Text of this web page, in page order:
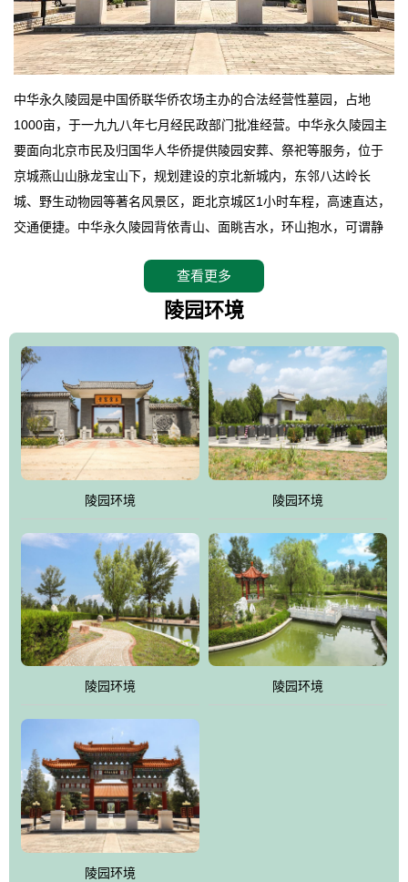
中华永久陵园是中国侨联华侨农场主办的合法经营性墓园，占地
1000亩，于一九九八年七月经民政部门批准经营。中华永久陵园主
要面向北京市民及归国华人华侨提供陵园安葬、祭祀等服务，位于
京城燕山山脉龙宝山下，规划建设的京北新城内，东邻八达岭长
城、野生动物园等著名风景区，距北京城区1小时车程，高速直达，
交通便捷。中华永久陵园背依青山、面眺吉水，环山抱水，可谓静
地。在总体设计上完全以中国传统文化作为前渠，由三条山脊环绕
而成，宛如一把太师椅，呈坐南朝北向，左青龙，右白虎，前朱
环绕挡住了外界的风吹，流动的生气遇到官厅的水又止住了，正好
符合山环水抱，藏风纳气的要求。中华永久陵园风景庄重典雅、气
势如宏，是华北地区最大的平川式墓园，陵园以皇家建筑风格为载
体吸取现代园林艺术之精华
查看更多
陵园环境
陵园环境 陵园环境
陵园环境 陵园环境
陵园环境